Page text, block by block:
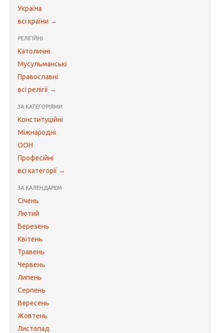
Україна
всі країни →
РЕЛІГІЙНІ
Католичні
Мусульманські
Православні
всі релігії →
ЗА КАТЕГОРІЯМИ
Конституційні
Міжнародні
ООН
Професійні
всі категорії →
ЗА КАЛЕНДАРЕМ
Січень
Лютий
Березень
Квітень
Травень
Червень
Липень
Серпень
Вересень
Жовтень
Листопад